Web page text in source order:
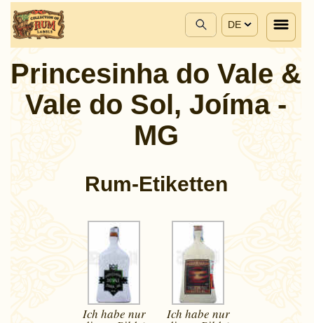
DE
Princesinha do Vale &
Vale do Sol, Joíma -
MG
Rum-Etiketten
Ich habe nur Ich habe nur